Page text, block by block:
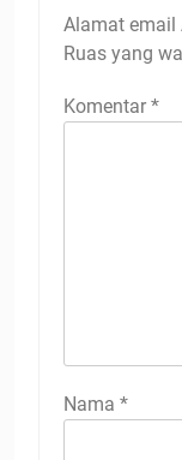
Alamat email
Ruas yang
Komentar *
Nama *